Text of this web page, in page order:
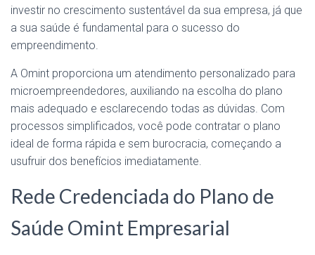
investir no crescimento sustentável da sua empresa, já que
a sua saúde é fundamental para o sucesso do
empreendimento.
A Omint proporciona um atendimento personalizado para
microempreendedores, auxiliando na escolha do plano
mais adequado e esclarecendo todas as dúvidas. Com
processos simplificados, você pode contratar o plano
ideal de forma rápida e sem burocracia, começando a
usufruir dos benefícios imediatamente.
Rede Credenciada do Plano de
Saúde Omint Empresarial